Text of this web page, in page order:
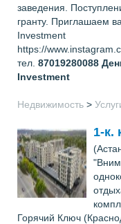
заведения.
гранту. Приглашаем
Investment
https://
тел. 87019280088
Investment
Недвижимость >
1-к.
Горячий Ключ